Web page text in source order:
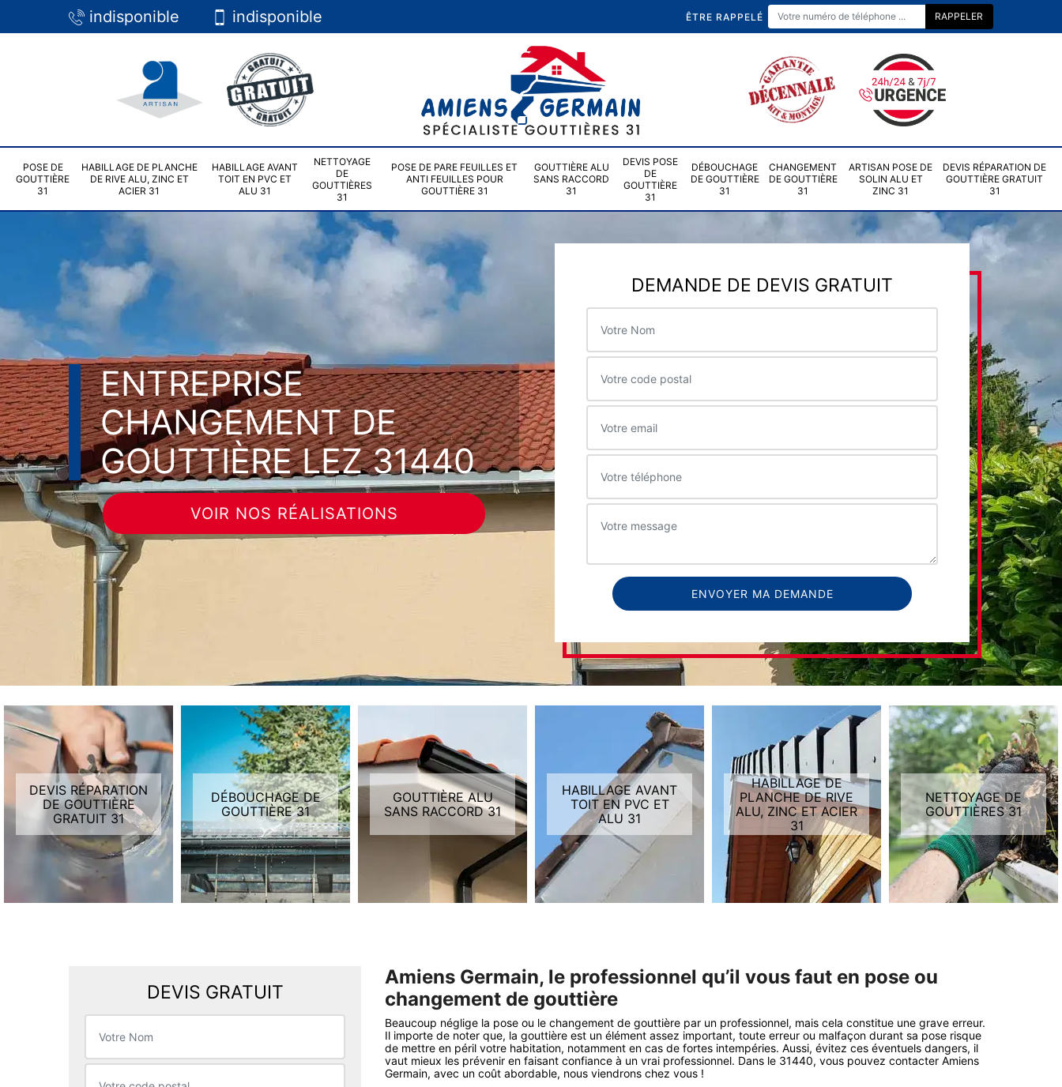
indisponible indisponible ÊTRE RAPPELÉ
POSE DE
GOUTTIÈRE
31
HABILLAGE DE PLANCHE
DE RIVE ALU, ZINC ET
ACIER 31
HABILLAGE AVANT
TOIT EN PVC ET
ALU 31
NETTOYAGE
DE
GOUTTIÈRES
31
POSE DE PARE FEUILLES ET
ANTI FEUILLES POUR
GOUTTIÈRE 31
GOUTTIÈRE ALU
SANS RACCORD
31
DEVIS POSE
DE
GOUTTIÈRE
31
DÉBOUCHAGE
DE GOUTTIÈRE
31
CHANGEMENT
DE GOUTTIÈRE
31
ARTISAN POSE DE
SOLIN ALU ET
ZINC 31
DEVIS RÉPARATION DE
GOUTTIÈRE GRATUIT
31
ENTREPRISE
CHANGEMENT DE
GOUTTIÈRE LEZ 31440
VOIR NOS RÉALISATIONS
DEMANDE DE DEVIS GRATUIT
DEVIS RÉPARATION
DE GOUTTIÈRE
GRATUIT 31
DÉBOUCHAGE DE
GOUTTIÈRE 31
GOUTTIÈRE ALU
SANS RACCORD 31
HABILLAGE AVANT
TOIT EN PVC ET
ALU 31
HABILLAGE DE
PLANCHE DE RIVE
ALU, ZINC ET ACIER
31
NETTOYAGE DE
GOUTTIÈRES 31
DEVIS GRATUIT
Amiens Germain, le professionnel qu’il vous faut en pose ou
changement de gouttière
Beaucoup néglige la pose ou le changement de gouttière par un professionnel, mais cela constitue une grave erreur.
Il importe de noter que, la gouttière est un élément assez important, toute erreur ou malfaçon durant sa pose risque
de mettre en péril votre habitation, notamment en cas de fortes intempéries. Aussi, évitez ces éventuels dangers, il
vaut mieux les prévenir en faisant confiance à un vrai professionnel. Dans le 31440, vous pouvez contacter Amiens
Germain, avec un coût abordable, nous viendrons chez vous !